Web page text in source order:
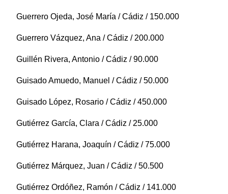
Guerrero Ojeda, José María / Cádiz / 150.000
Guerrero Vázquez, Ana / Cádiz / 200.000
Guillén Rivera, Antonio / Cádiz / 90.000
Guisado Amuedo, Manuel / Cádiz / 50.000
Guisado López, Rosario / Cádiz / 450.000
Gutiérrez García, Clara / Cádiz / 25.000
Gutiérrez Harana, Joaquín / Cádiz / 75.000
Gutiérrez Márquez, Juan / Cádiz / 50.500
Gutiérrez Ordóñez, Ramón / Cádiz / 141.000